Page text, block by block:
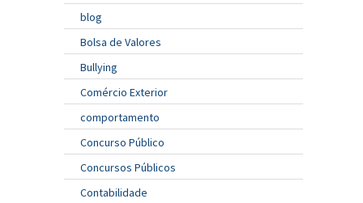
blog
Bolsa de Valores
Bullying
Comércio Exterior
comportamento
Concurso Público
Concursos Públicos
Contabilidade